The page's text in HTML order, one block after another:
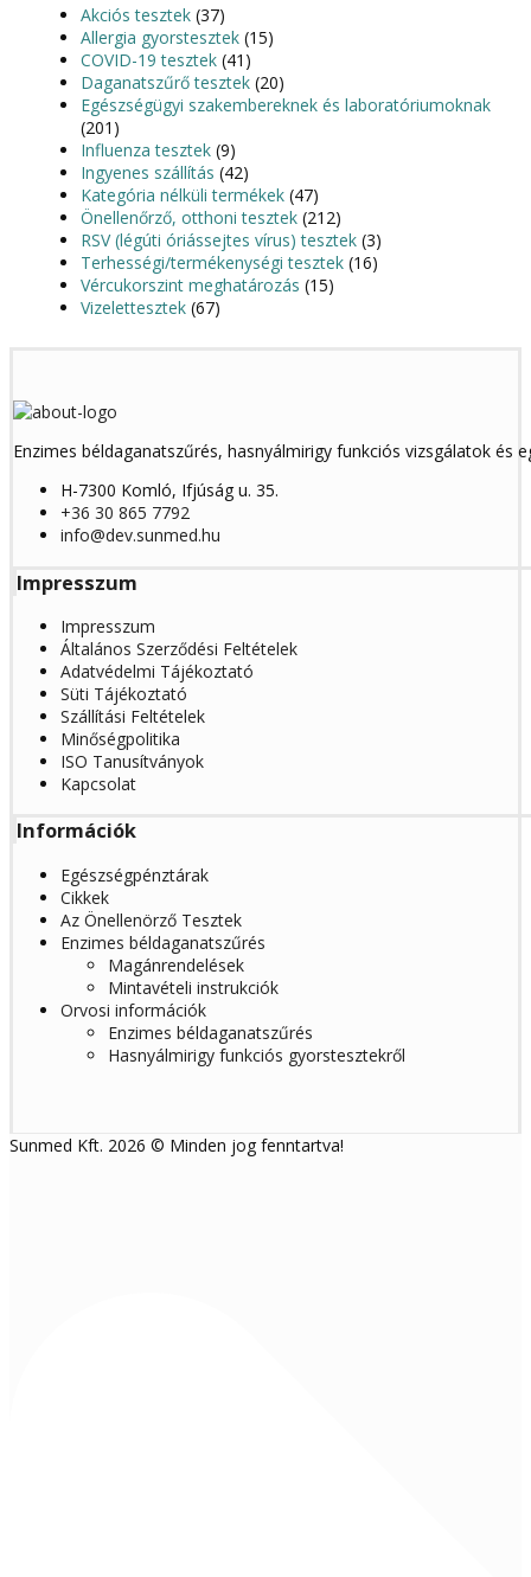
Akciós tesztek (37)
Allergia gyorstesztek (15)
COVID-19 tesztek (41)
Daganatszűrő tesztek (20)
Egészségügyi szakembereknek és laboratóriumoknak
(201)
Influenza tesztek (9)
Ingyenes szállítás (42)
Kategória nélküli termékek (47)
Önellenőrző, otthoni tesztek (212)
RSV (légúti óriássejtes vírus) tesztek (3)
Terhességi/termékenységi tesztek (16)
Vércukorszint meghatározás (15)
Vizelettesztek (67)
Enzimes béldaganatszűrés, hasnyálmirigy funkciós vizsgálatok és
H-7300 Komló, Ifjúság u. 35.
+36 30 865 7792
info@dev.sunmed.hu
Impresszum
Impresszum
Általános Szerződési Feltételek
Adatvédelmi Tájékoztató
Süti Tájékoztató
Szállítási Feltételek
Minőségpolitika
ISO Tanusítványok
Kapcsolat
Információk
Egészségpénztárak
Cikkek
Az Önellenörző Tesztek
Enzimes béldaganatszűrés
Magánrendelések
Mintavételi instrukciók
Orvosi információk
Enzimes béldaganatszűrés
Hasnyálmirigy funkciós gyorstesztekről
Sunmed Kft. 2026 © Minden jog fenntartva!